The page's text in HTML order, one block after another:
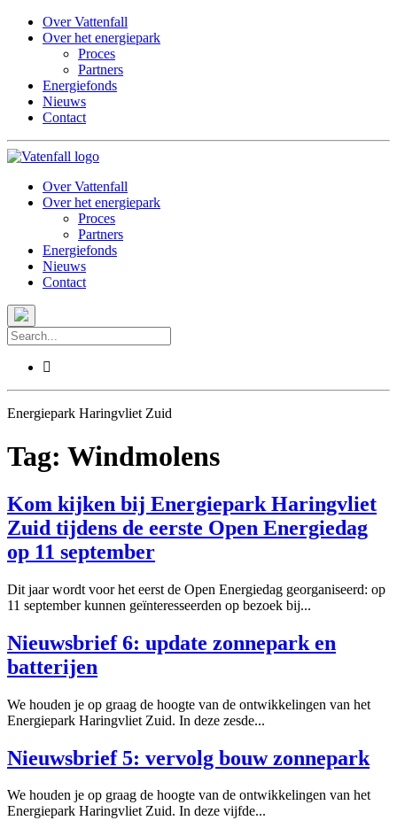
Over Vattenfall
Over het energiepark
Proces
Partners
Energiefonds
Nieuws
Contact
Over Vattenfall
Over het energiepark
Proces
Partners
Energiefonds
Nieuws
Contact
Energiepark Haringvliet Zuid
Tag: Windmolens
Kom kijken bij Energiepark Haringvliet
Zuid tijdens de eerste Open Energiedag
op 11 september
Dit jaar wordt voor het eerst de Open Energiedag georganiseerd: op
11 september kunnen geïnteresseerden op bezoek bij...
Nieuwsbrief 6: update zonnepark en
batterijen
We houden je op graag de hoogte van de ontwikkelingen van het
Energiepark Haringvliet Zuid. In deze zesde...
Nieuwsbrief 5: vervolg bouw zonnepark
We houden je op graag de hoogte van de ontwikkelingen van het
Energiepark Haringvliet Zuid. In deze vijfde...